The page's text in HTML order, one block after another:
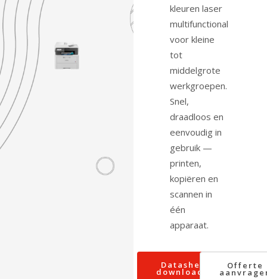
kleuren laser
multifunctional
voor kleine
tot
middelgrote
werkgroepen.
Snel,
draadloos en
eenvoudig in
gebruik —
printen,
kopiëren en
scannen in
één
apparaat.
Datasheet
downloaden
Offerte